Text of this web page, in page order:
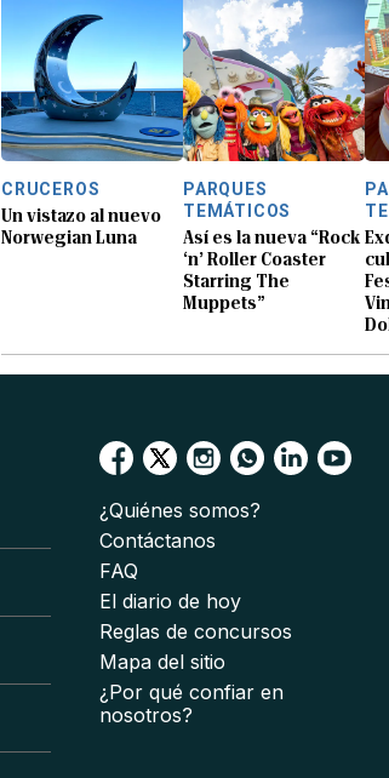
CRUCEROS
Un vistazo al nuevo
Norwegian Luna
PARQUES
TEMÁTICOS
Así es la nueva “Rock
‘n’ Roller Coaster
Starring The
Muppets”
¿Quiénes somos?
Contáctanos
FAQ
El diario de hoy
Reglas de concursos
Mapa del sitio
¿Por qué confiar en
nosotros?